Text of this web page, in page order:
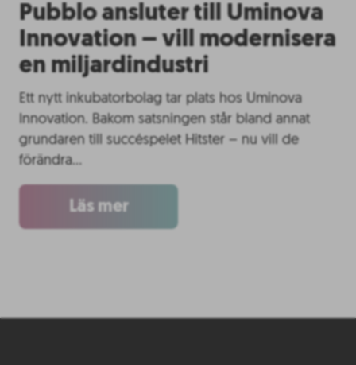
Pubblo ansluter till Uminova
Innovation – vill modernisera
en miljardindustri
Ett nytt inkubatorbolag tar plats hos Uminova
Innovation. Bakom satsningen står bland annat
grundaren till succéspelet Hitster – nu vill de
förändra…
Läs mer